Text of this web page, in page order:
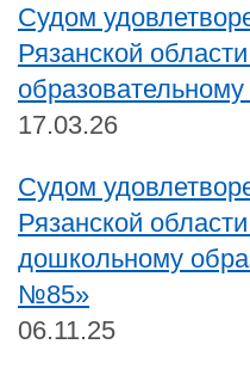
Судом
Рязанской
17.03.26
Судом
Рязанской
дошкольному
№85»
06.11.25